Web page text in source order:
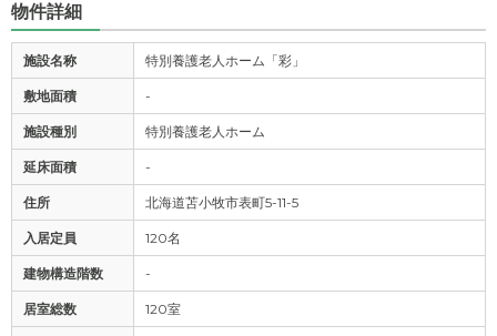
物件詳細
施設名称 特別養護老人ホーム「彩」
敷地面積 -
施設種別 特別養護老人ホーム
延床面積 -
住所 北海道苫小牧市表町5-11-5
入居定員 120名
建物構造階数 -
居室総数 120室